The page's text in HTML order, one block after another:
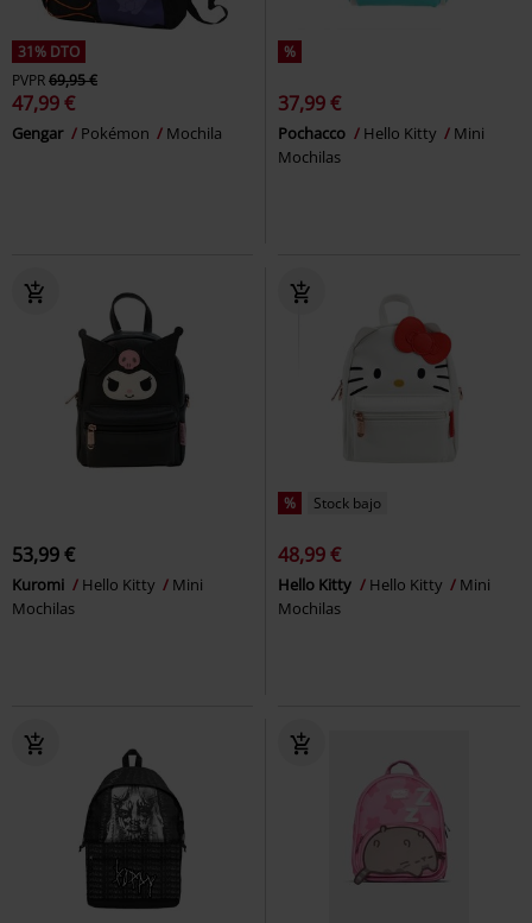
31% DTO
PVPR69,95 €
47,99 €
Gengar Pokémon Mochila
%
37,99 €
Pochacco Hello Kitty
Mini
Mochilas
53,99 €
Kuromi Hello Kitty
Mini
Mochilas
% Stock bajo
48,99 €
Hello Kitty Hello Kitty
Mini
Mochilas